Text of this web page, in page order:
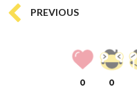
PREVIOUS
0 0